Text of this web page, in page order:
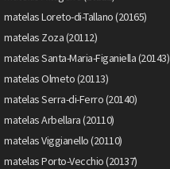
matelas Loreto-di-Tallano (20165)
matelas Zoza (20112)
matelas Santa-Maria-Figaniella (20143)
matelas Olmeto (20113)
matelas Serra-di-Ferro (20140)
matelas Arbellara (20110)
matelas Viggianello (20110)
matelas Porto-Vecchio (20137)